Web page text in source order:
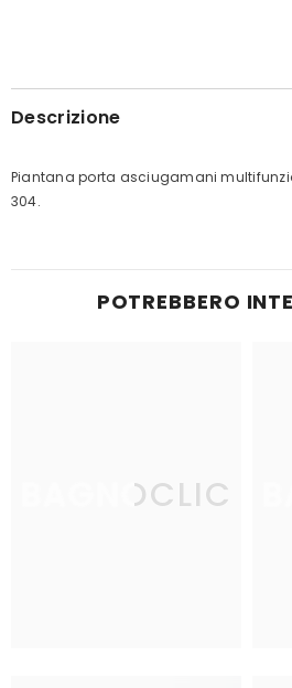
Descrizione
Piantana porta asciugamani
304.
POTREBBERO
BAGNOCLIC